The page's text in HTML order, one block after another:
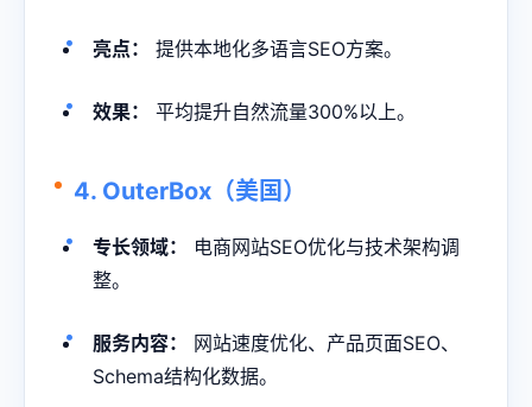
亮点： 提供本地化多语言SEO方案。
效果： 平均提升自然流量300%以上。
4. OuterBox（美国）
专长领域：
电商网站SEO优化与技术架构调
整。
服务内容：
网站速度优化、产品页面SEO、
Schema结构化数据。